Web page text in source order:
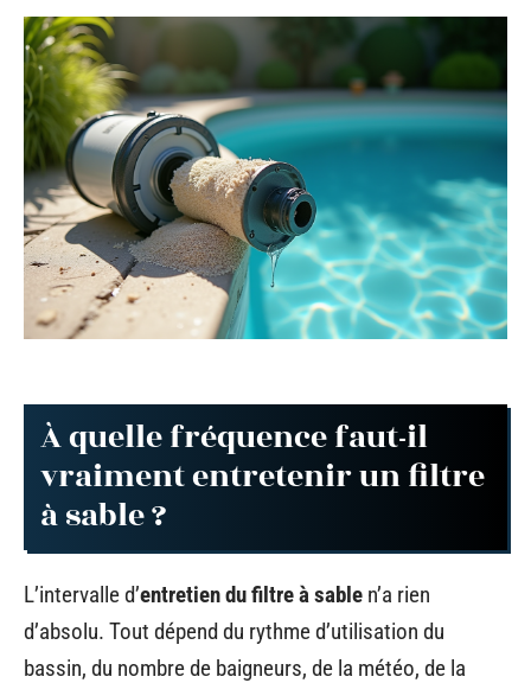
À quelle fréquence faut-il
vraiment entretenir un filtre
à sable ?
L’intervalle d’entretien du filtre à sable n’a rien
d’absolu. Tout dépend du rythme d’utilisation du
bassin, du nombre de baigneurs, de la météo, de la